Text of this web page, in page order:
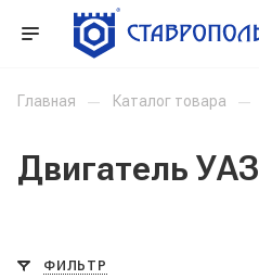
Главная — Каталог товара —
Двигатель УАЗ
ФИЛЬТР